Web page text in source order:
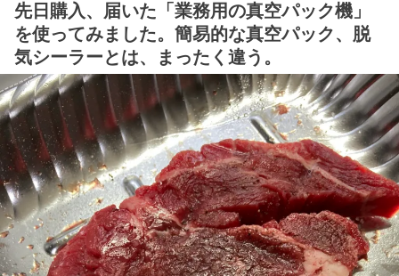
先日購入、届いた「業務用の真空パック機」
を使ってみました。簡易的な真空パック、脱
気シーラーとは、まったく違う。